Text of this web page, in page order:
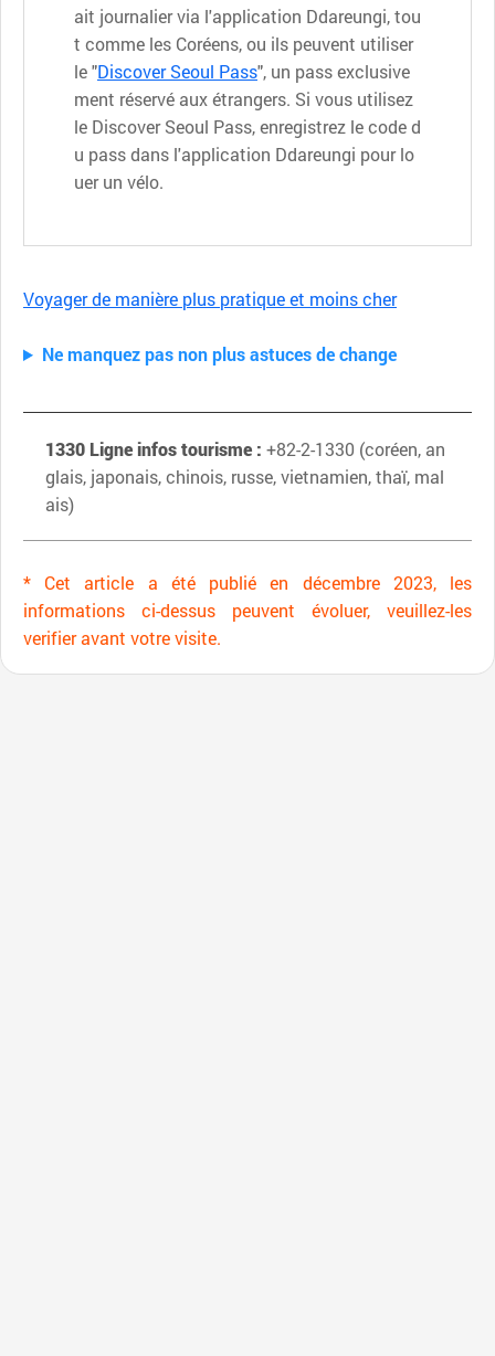
ait journalier via l'application Ddareungi, tou
t comme les Coréens, ou ils peuvent utiliser
le "Discover Seoul Pass", un pass exclusive
ment réservé aux étrangers. Si vous utilisez
le Discover Seoul Pass, enregistrez le code d
u pass dans l'application Ddareungi pour lo
uer un vélo.
Voyager de manière plus pratique et moins cher
Ne manquez pas non plus astuces de change
1330 Ligne infos tourisme : +82-2-1330 (coréen, an
glais, japonais, chinois, russe, vietnamien, thaï, mal
ais)
* Cet article a été publié en décembre 2023, les
informations ci-dessus peuvent évoluer, veuillez-les
verifier avant votre visite.